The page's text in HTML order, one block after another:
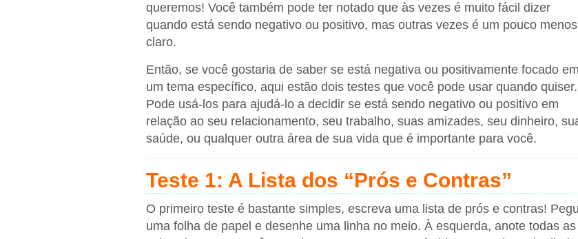
queremos! Você também pode ter notado que às vezes é muito fácil dizer
quando está sendo negativo ou positivo, mas outras vezes é um pouco menos
claro.
Então, se você gostaria de saber se está negativa ou positivamente focado em
um tema específico, aqui estão dois testes que você pode usar quando quiser.
Pode usá-los para ajudá-lo a decidir se está sendo negativo ou positivo em
relação ao seu relacionamento, seu trabalho, suas amizades, seu dinheiro,
saúde, ou qualquer outra área de sua vida que é importante para você.
Teste 1: A Lista dos “Prós e Contras”
O primeiro teste é bastante simples, escreva uma lista de prós e contras!
uma folha de papel e desenhe uma linha no meio. À esquerda, anote todas as